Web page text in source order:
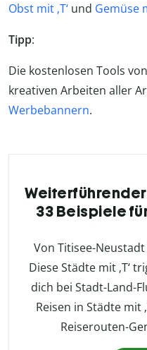
Obst mit ‚T‘ und Gemüse
Tipp:
Die kostenlosen Tools
kreativen Arbeiten aller
Werbebannern.
33 Beispiele
Von Titisee-
Diese Städte mit ‚T‘
dich bei Stadt-Land-
Reisen in Städte mit
Reiserouten-